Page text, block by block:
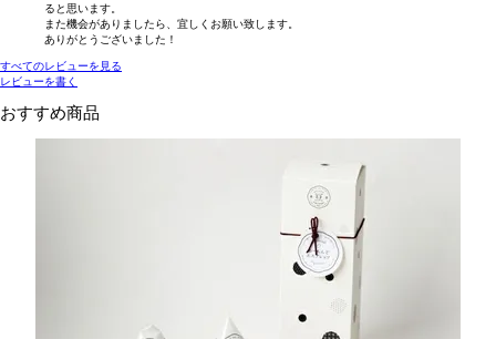
ると思います。
また機会がありましたら、宜しくお願い致します。
ありがとうございました！
すべてのレビューを見る
レビューを書く
おすすめ商品